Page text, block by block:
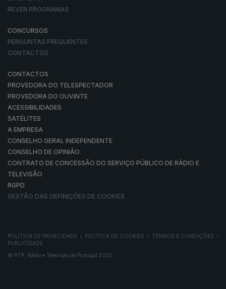
REVER PROGRAMAS
CONCURSOS
PERGUNTAS FREQUENTES
CONTACTOS
CONTACTOS
PROVEDORA DO TELESPECTADOR
PROVEDORA DO OUVINTE
ACESSIBILIDADES
SATÉLITES
A EMPRESA
CONSELHO GERAL INDEPENDENTE
CONSELHO DE OPINIÃO
CONTRATO DE CONCESSÃO DO SERVIÇO PÚBLICO DE RÁDIO E
TELEVISÃO
RGPD
GESTÃO DAS DEFINIÇÕES DE COOKIES
POLÍTICA DE PRIVACIDADE POLÍTICA DE COOKIES TERMOS E CONDIÇÕES
PUBLICIDADE
© RTP, Rádio e Televisão de Portugal 2026